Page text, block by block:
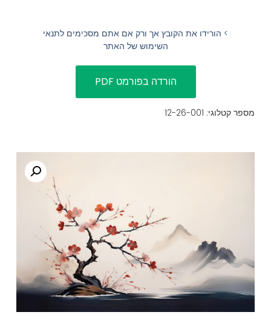
> הורידו את הקובץ אך ורק אם אתם מסכימים לתנאי
השימוש של האתר
מספר קטלוגי: 12-26-001